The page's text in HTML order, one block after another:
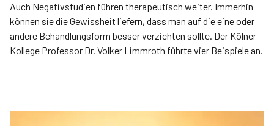
Auch Negativstudien führen therapeutisch weiter. Immerhin
können sie die Gewissheit liefern, dass man auf die eine oder
andere Behandlungsform besser verzichten sollte. Der Kölner
Kollege Professor Dr. Volker Limmroth führte vier Beispiele an.